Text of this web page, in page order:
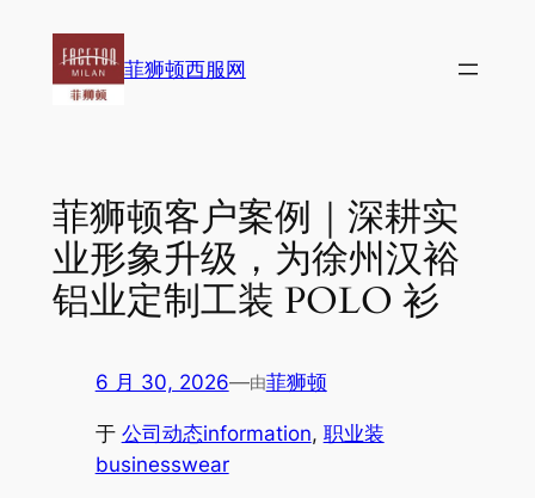
菲狮顿西服网
菲狮顿客户案例｜深耕实
业形象升级，为徐州汉裕
铝业定制工装 POLO 衫
6 月 30, 2026—由菲狮顿
于 公司动态information, 职业装
businesswear